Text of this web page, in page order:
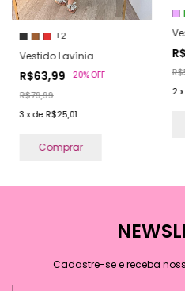
+2
Vestido Lavínia
R$63,99-20%OFF
R$79,99
3 xde R$25,01
Comprar
2
Cadastre-se e receba